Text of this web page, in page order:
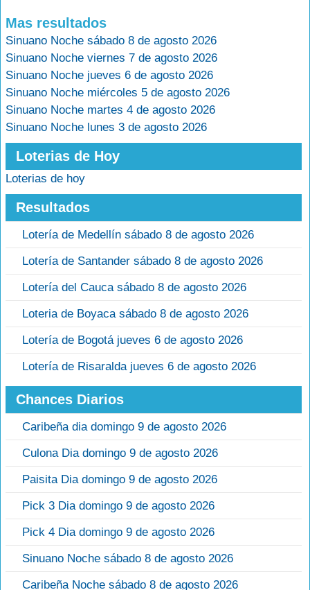
Mas resultados
Sinuano Noche sábado 8 de agosto 2026
Sinuano Noche viernes 7 de agosto 2026
Sinuano Noche jueves 6 de agosto 2026
Sinuano Noche miércoles 5 de agosto 2026
Sinuano Noche martes 4 de agosto 2026
Sinuano Noche lunes 3 de agosto 2026
Loterias de Hoy
Loterias de hoy
Resultados
Lotería de Medellín sábado 8 de agosto 2026
Lotería de Santander sábado 8 de agosto 2026
Lotería del Cauca sábado 8 de agosto 2026
Loteria de Boyaca sábado 8 de agosto 2026
Lotería de Bogotá jueves 6 de agosto 2026
Lotería de Risaralda jueves 6 de agosto 2026
Chances Diarios
Caribeña dia domingo 9 de agosto 2026
Culona Dia domingo 9 de agosto 2026
Paisita Dia domingo 9 de agosto 2026
Pick 3 Dia domingo 9 de agosto 2026
Pick 4 Dia domingo 9 de agosto 2026
Sinuano Noche sábado 8 de agosto 2026
Caribeña Noche sábado 8 de agosto 2026